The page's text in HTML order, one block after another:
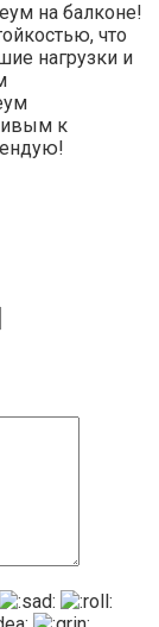
на балконе!
что
нагрузки и
к